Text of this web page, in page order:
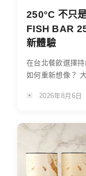
250°C 不只
FISH BAR
新體驗
在台北餐飲選擇
如何重新想像？
2026年8月6日